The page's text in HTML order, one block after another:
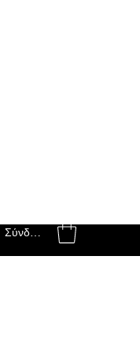
Σύνδεση